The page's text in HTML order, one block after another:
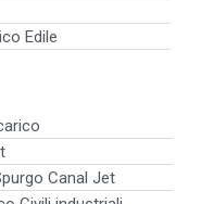
Edile
Canal Jet